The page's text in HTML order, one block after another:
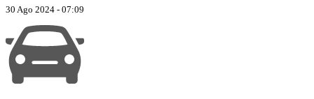
30 Ago 2024 - 07:09